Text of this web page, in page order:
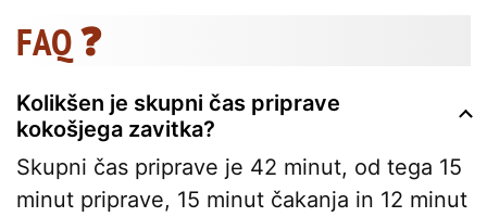
FAQ ❓
Kolikšen je skupni čas priprave
kokošjega zavitka?
Skupni čas priprave je 42 minut, od tega 15
minut priprave, 15 minut čakanja in 12 minut